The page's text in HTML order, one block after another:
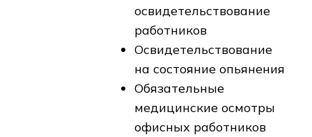
освидетельствование
работников
Освидетельствование
на состояние опьянения
Обязательные
медицинские осмотры
офисных работников